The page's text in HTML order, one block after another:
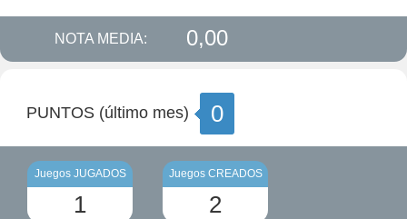
NOTA MEDIA: 0,00
PUNTOS (último mes) 0
Juegos JUGADOS
1
Juegos CREADOS
2